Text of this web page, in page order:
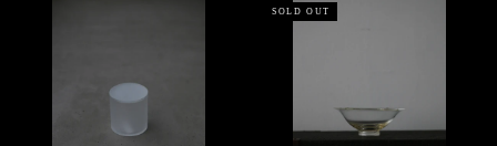
SOLD OUT